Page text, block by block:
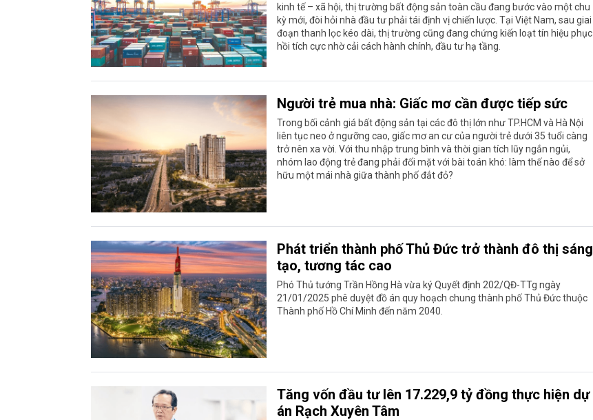
kinh tế – xã hội, thị trường bất động sản toàn cầu đang bước vào một chu
kỳ mới, đòi hỏi nhà đầu tư phải tái định vị chiến lược. Tại Việt Nam, sau giai
đoạn thanh lọc kéo dài, thị trường cũng đang chứng kiến loạt tín hiệu phục
hồi tích cực nhờ cải cách hành chính, đầu tư hạ tầng.
Người trẻ mua nhà: Giấc mơ cần được tiếp sức
Trong bối cảnh giá bất động sản tại các đô thị lớn như TP.HCM và Hà Nội
liên tục neo ở ngưỡng cao, giấc mơ an cư của người trẻ dưới 35 tuổi càng
trở nên xa vời. Với thu nhập trung bình và thời gian tích lũy ngắn ngủi,
nhóm lao động trẻ đang phải đối mặt với bài toán khó: làm thế nào để sở
hữu một mái nhà giữa thành phố đắt đỏ?
Phát triển thành phố Thủ Đức trở thành đô thị sáng
tạo, tương tác cao
Phó Thủ tướng Trần Hồng Hà vừa ký Quyết định 202/QĐ-TTg ngày
21/01/2025 phê duyệt đồ án quy hoạch chung thành phố Thủ Đức thuộc
Thành phố Hồ Chí Minh đến năm 2040.
Tăng vốn đầu tư lên 17.229,9 tỷ đồng thực hiện dự
án Rạch Xuyên Tâm